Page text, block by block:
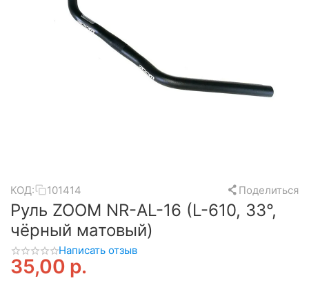
КОД: 101414 Поделиться
Руль ZOOM NR-AL-16 (L-610, 33°,
чёрный матовый)
Написать отзыв
35,00 р.